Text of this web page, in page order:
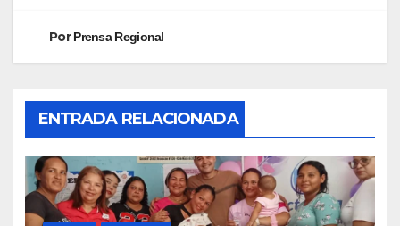
PorPrensa Regional
ENTRADA RELACIONADA